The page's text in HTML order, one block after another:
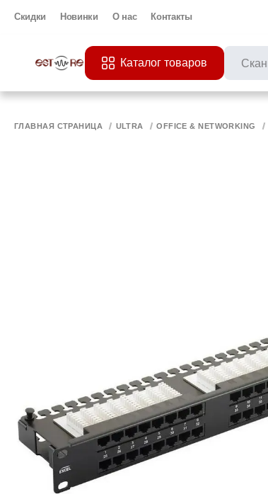
Скидки Новинки О нас Контакты
Каталог товаров
ГЛАВНАЯ СТРАНИЦА ULTRA OFFICE & NETWORKING